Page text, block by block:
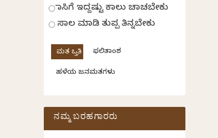
ಹಾಸಿಗೆ ಇದ್ದಷ್ಟು ಕಾಲು ಚಾಚಬೇಕು
ಸಾಲ ಮಾಡಿ ತುಪ್ಪ ತಿನ್ನಬೇಕು
ಫಲಿತಾಂಶ
ಹಳೆಯ ಜನಮತಗಳು
ನಮ್ಮ ಬರಹಗಾರರು